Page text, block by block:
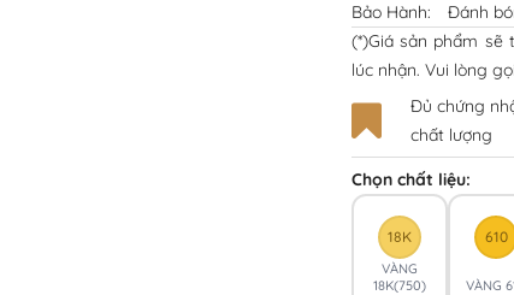
Bảo Hành:
Đánh
(*)Giá sản phẩm
lúc nhận. Vui lòng gọi
Đủ chứng
chất lượng
Chọn chất liệu:
18K
VÀNG
18K(750)
610
VÀNG